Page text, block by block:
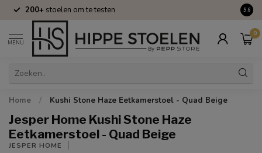
200+ stoelen om te testen 9.6
MENU
0
Home / Kushi Stone Haze Eetkamerstoel - Quad Beige
Jesper Home Kushi Stone Haze
Eetkamerstoel - Quad Beige
JESPER HOME